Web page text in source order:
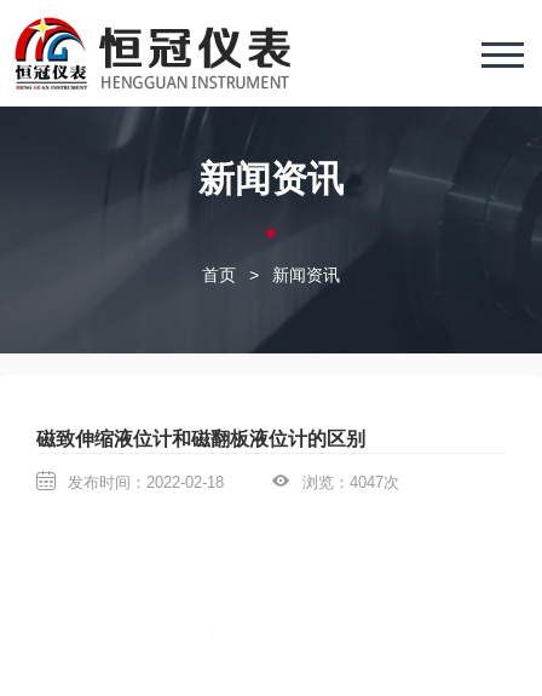
新闻资讯
首页 > 新闻资讯
磁致伸缩液位计和磁翻板液位计的区别
发布时间：2022-02-18 浏览：4047次